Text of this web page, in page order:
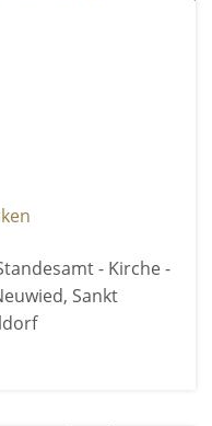
- Kirche -
Sankt